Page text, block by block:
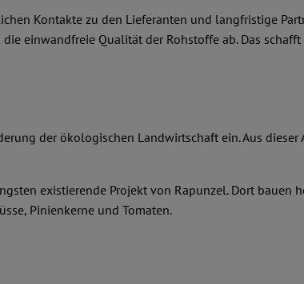
Kontakte zu den Lieferanten und langfristige
einwandfreie Qualität der Rohstoffe ab. Das
der ökologischen Landwirtschaft ein. Aus
existierende Projekt von Rapunzel. Dort bauen
Pinienkerne und Tomaten.